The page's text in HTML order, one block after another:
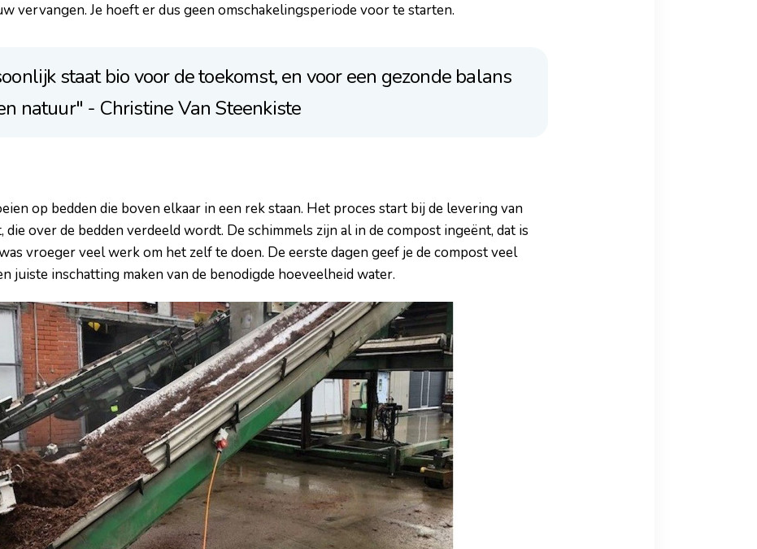
vervangen. Je hoeft er dus geen omschakelingsperiode voor te starten.
staat bio voor de toekomst, en voor een gezonde balans
natuur" - Christine Van Steenkiste
op bedden die boven elkaar in een rek staan. Het proces start bij de levering van
over de bedden verdeeld wordt. De schimmels zijn al in de compost ingeënt, dat is
vroeger veel werk om het zelf te doen. De eerste dagen geef je de compost veel
juiste inschatting maken van de benodigde hoeveelheid water.